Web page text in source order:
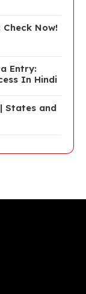
Now!
Entry:
In Hindi
| States and